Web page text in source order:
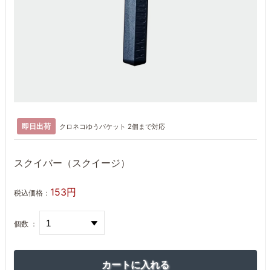
即日出荷 クロネコゆうパケット 2個まで対応
スクイバー（スクイージ）
税込価格： 153円
個数 ：